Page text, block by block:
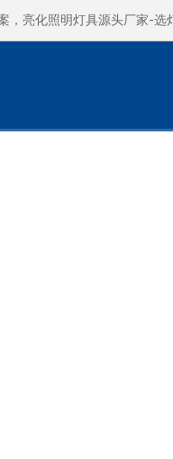
，亮化照明灯具源头厂家-选